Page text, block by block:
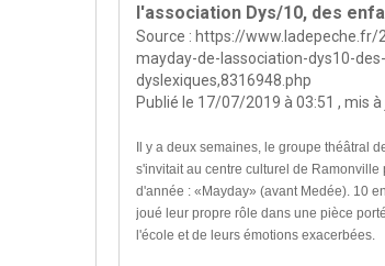
l'association Dys/10, des
Source : https://
mayday-de-lassociation-dys10-
dyslexiques,8316948.php
Publié le 17/07/2019 à 03:51 , mis à
Il y a deux semaines, le groupe théâtral
s'invitait au centre culturel de Ramonville
d'année : «Mayday» (avant Medée). 10
joué leur propre rôle dans une pièce
l'école et de leurs émotions exacerbées.